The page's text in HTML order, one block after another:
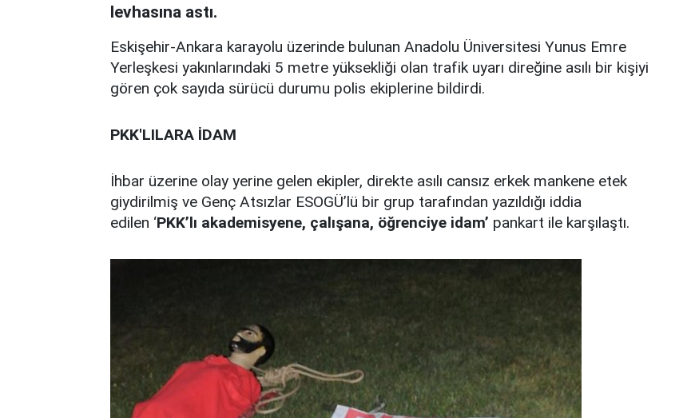
levhasına astı.
Eskişehir-Ankara karayolu üzerinde bulunan Anadolu Üniversitesi Yunus Emre
Yerleşkesi yakınlarındaki 5 metre yüksekliği olan trafik uyarı direğine asılı bir kişiyi
gören çok sayıda sürücü durumu polis ekiplerine bildirdi.
PKK'LILARA İDAM
İhbar üzerine olay yerine gelen ekipler, direkte asılı cansız erkek mankene etek
giydirilmiş ve Genç Atsızlar ESOGÜ’lü bir grup tarafından yazıldığı iddia
edilen ‘PKK’lı akademisyene, çalışana, öğrenciye idam’ pankart ile karşılaştı.